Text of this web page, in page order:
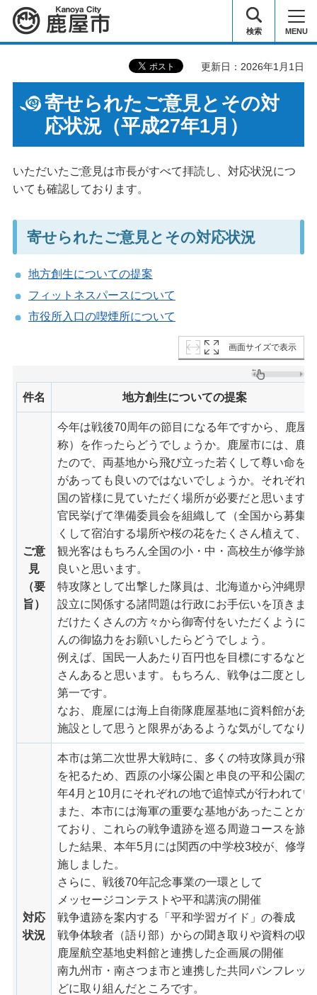
鹿屋市 検索 MENU
更新日：2026年1月1日
寄せられたご意見とその対
応状況（平成27年1月）
いただいたご意見は市長がすべて拝読し、対応状況につ
いても確認しております。
寄せられたご意見とその対応状況
地方創生についての提案
フィットネスパースについて
市役所入口の喫煙所について
画面サイズで表示
件名 地方創生についての提案
ご意
見
（要
旨）
今年は戦後70周年の節目になる年ですから、鹿屋
称）を作ったらどうでしょうか。鹿屋市には、鹿
たので、両基地から飛び立った若くして尊い命を
があっても良いのではないでしょうか。それぞれ
国の皆様に見ていただく場所が必要だと思います。
官民挙げて準備委員会を組織して（全国から募集
くして宿泊する場所や桜の花をたくさん植えて、
観光客はもちろん全国の小・中・高校生が修学旅
良いと思います。
特攻隊として出撃した隊員は、北海道から沖縄県
設立に関係する諸問題は行政にお手伝いを頂きま
だけたくさんの方々から御寄付をいただくように
んの御協力をお願いしたらどうでしょう。
例えば、国民一人あたり百円也を目標にするなど
さんあると思います。もちろん、戦争は二度とし
第一です。
なお、鹿屋には海上自衛隊鹿屋基地に資料館があ
施設として思うと限界があるような気がしてなり
対応
状況
本市は第二次世界大戦時に、多くの特攻隊員が飛
を祀るため、西原の小塚公園と串良の平和公園の
年4月と10月にそれぞれの地で追悼式が行われてい
また、本市には海軍の重要な基地があったことか
ており、これらの戦争遺跡を巡る周遊コースを旅
した結果、本年5月には関西の中学校3校が、修学
施しました。
さらに、戦後70年記念事業の一環として
メッセージコンテストや平和講演の開催
戦争遺跡を案内する「平和学習ガイド」の養成
戦争体験者（語り部）からの聞き取りや資料の収集
鹿屋航空基地史料館と連携した企画展の開催
南九州市・南さつま市と連携した共同パンフレッ
どに取り組んだところです。